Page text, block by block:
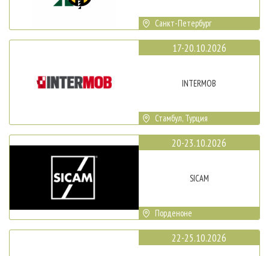
Санкт-Петербург
17-20.10.2026
INTERMOB
Стамбул, Турция
20-23.10.2026
SICAM
Порденоне
22-25.10.2026